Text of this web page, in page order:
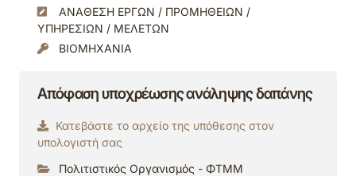
ΑΝΑΘΕΣΗ ΕΡΓΩΝ / ΠΡΟΜΗΘΕΙΩΝ /
ΥΠΗΡΕΣΙΩΝ / ΜΕΛΕΤΩΝ
ΒΙΟΜΗΧΑΝΙΑ
Απόφαση υποχρέωσης ανάληψης δαπάνης
Κατεβάστε το αρχείο της υπόθεσης στον
υπολογιστή σας
Πολιτιστικός Οργανισμός - ΦΤΜΜ